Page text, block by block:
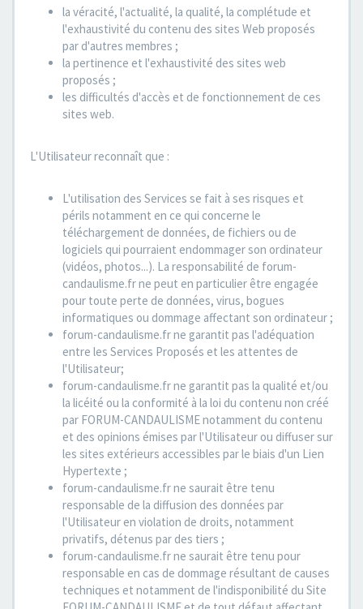
la véracité, l'actualité, la qualité, la complétude et
l'exhaustivité du contenu des sites Web proposés
par d'autres membres ;
la pertinence et l'exhaustivité des sites web
proposés ;
les difficultés d'accès et de fonctionnement de ces
sites web.
L'Utilisateur reconnaît que :
L'utilisation des Services se fait à ses risques et
périls notamment en ce qui concerne le
téléchargement de données, de fichiers ou de
logiciels qui pourraient endommager son ordinateur
(vidéos, photos...). La responsabilité de forum-
candaulisme.fr ne peut en particulier être engagée
pour toute perte de données, virus, bogues
informatiques ou dommage affectant son ordinateur ;
forum-candaulisme.fr ne garantit pas l'adéquation
entre les Services Proposés et les attentes de
l'Utilisateur;
forum-candaulisme.fr ne garantit pas la qualité et/ou
la licéité ou la conformité à la loi du contenu non créé
par FORUM-CANDAULISME notamment du contenu
et des opinions émises par l'Utilisateur ou diffuser sur
les sites extérieurs accessibles par le biais d'un Lien
Hypertexte ;
forum-candaulisme.fr ne saurait être tenu
responsable de la diffusion des données par
l'Utilisateur en violation de droits, notamment
privatifs, détenus par des tiers ;
forum-candaulisme.fr ne saurait être tenu pour
responsable en cas de dommage résultant de causes
techniques et notamment de l'indisponibilité du Site